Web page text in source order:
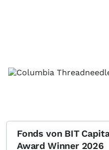
Fonds von BIT
Award Winner 2026